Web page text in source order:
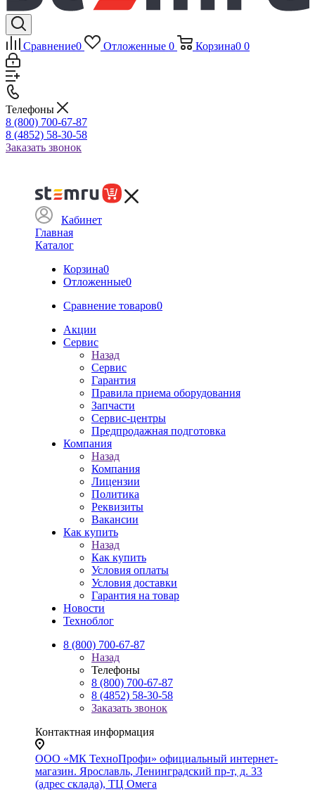
Сравнение0 Отложенные 0 Корзина0 0
Телефоны
8 (800) 700-67-87
8 (4852) 58-30-58
Заказать звонок
Кабинет
Главная
Каталог
Корзина0
Отложенные0
Сравнение товаров0
Акции
Сервис
Назад
Сервис
Гарантия
Правила приема оборудования
Запчасти
Сервис-центры
Предпродажная подготовка
Компания
Назад
Компания
Лицензии
Политика
Реквизиты
Вакансии
Как купить
Назад
Как купить
Условия оплаты
Условия доставки
Гарантия на товар
Новости
Техноблог
8 (800) 700-67-87
Назад
Телефоны
8 (800) 700-67-87
8 (4852) 58-30-58
Заказать звонок
Контактная информация
ООО «МК ТехноПрофи» официальный интернет-
магазин. Ярославль, Ленинградский пр-т, д. 33
(адрес склада), ТЦ Омега